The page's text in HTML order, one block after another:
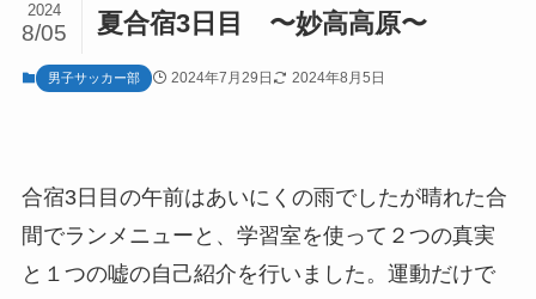
夏合宿3日目 〜妙高高原〜
2024
8/05
男子サッカー部 2024年7月29日 2024年8月5日
合宿3日目の午前はあいにくの雨でしたが晴れた合
間でランメニューと、学習室を使って２つの真実
と１つの嘘の自己紹介を行いました。運動だけで